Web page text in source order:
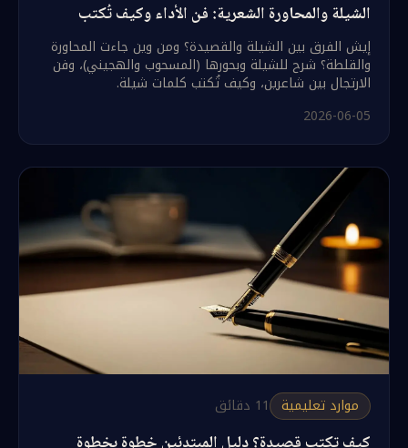
الشيلة والمحاورة الشعرية: فن الأداء وكيف تُكتب
إيش الفرق بين الشيلة والقصيدة؟ ومن وين جاءت المحاورة
والقلطة؟ شرح للشيلة وبحورها (المسحوب والهجيني)، وفن
الارتجال بين شاعرين، وكيف تُكتب كلمات شيلة.
2026-06-05
موارد تعليمية 11 دقائق